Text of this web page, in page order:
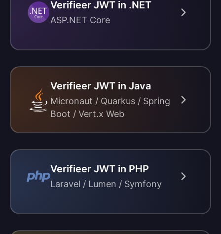
Verifieer JWT in .NET
ASP.NET Core
Verifieer JWT in Java
Micronaut / Quarkus / Spring
Boot / Vert.x Web
Verifieer JWT in PHP
Laravel / Lumen / Symfony